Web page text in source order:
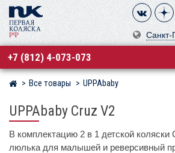
Санкт-
+7 (812) 4-073-073
Магазин детских колясок
Все товары UPPAbaby
UPPAbaby Cruz V2
В комплектацию 2 в 1 детской коляски
люлька для малышей и реверсивный